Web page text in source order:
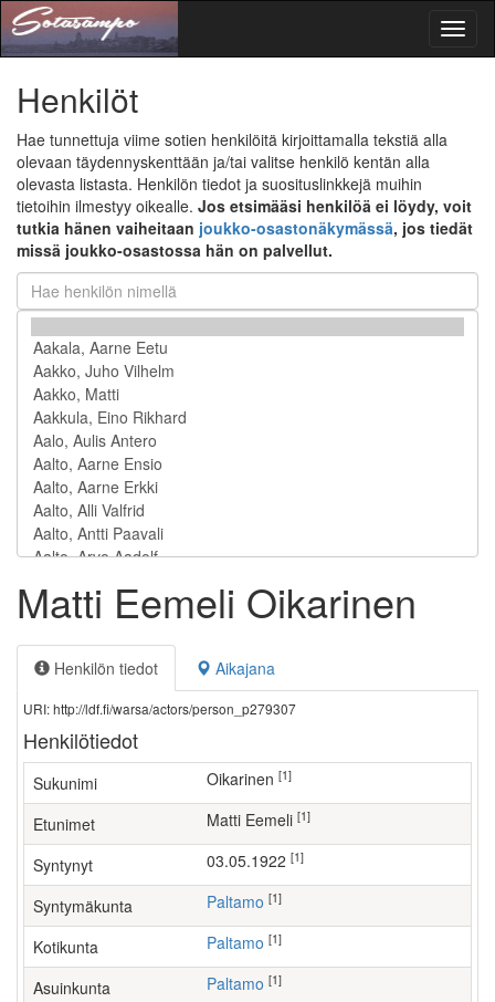
Henkilöt
Hae tunnettuja viime sotien henkilöitä kirjoittamalla tekstiä alla
olevaan täydennyskenttään ja/tai valitse henkilö kentän alla
olevasta listasta. Henkilön tiedot ja suosituslinkkejä muihin
tietoihin ilmestyy oikealle. Jos etsimääsi henkilöä ei löydy, voit
tutkia hänen vaiheitaan joukko-osastonäkymässä, jos tiedät
missä joukko-osastossa hän on palvellut.
Matti Eemeli Oikarinen
Henkilön tiedot Aikajana
URI: http://ldf.fi/warsa/actors/person_p279307
Henkilötiedot
Sukunimi Oikarinen [1]
Etunimet Matti Eemeli [1]
Syntynyt 03.05.1922 [1]
Syntymäkunta Paltamo [1]
Kotikunta Paltamo [1]
Asuinkunta Paltamo [1]